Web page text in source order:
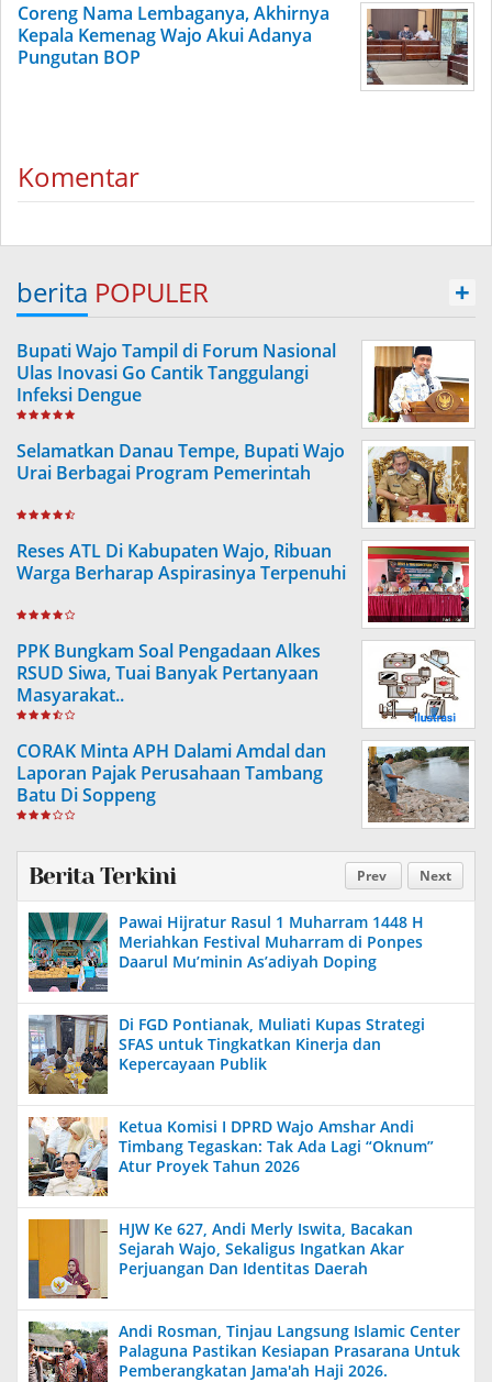
Coreng Nama Lembaganya, Akhirnya
Kepala Kemenag Wajo Akui Adanya
Pungutan BOP
Komentar
berita POPULER +
Bupati Wajo Tampil di Forum Nasional
Ulas Inovasi Go Cantik Tanggulangi
Infeksi Dengue
Selamatkan Danau Tempe, Bupati Wajo
Urai Berbagai Program Pemerintah
Reses ATL Di Kabupaten Wajo, Ribuan
Warga Berharap Aspirasinya Terpenuhi
PPK Bungkam Soal Pengadaan Alkes
RSUD Siwa, Tuai Banyak Pertanyaan
Masyarakat..
CORAK Minta APH Dalami Amdal dan
Laporan Pajak Perusahaan Tambang
Batu Di Soppeng
Prev Next
Berita Terkini
Pawai Hijratur Rasul 1 Muharram 1448 H
Meriahkan Festival Muharram di Ponpes
Daarul Mu’minin As’adiyah Doping
Di FGD Pontianak, Muliati Kupas Strategi
SFAS untuk Tingkatkan Kinerja dan
Kepercayaan Publik
Ketua Komisi I DPRD Wajo Amshar Andi
Timbang Tegaskan: Tak Ada Lagi “Oknum”
Atur Proyek Tahun 2026
HJW Ke 627, Andi Merly Iswita, Bacakan
Sejarah Wajo, Sekaligus Ingatkan Akar
Perjuangan Dan Identitas Daerah
Andi Rosman, Tinjau Langsung Islamic Center
Palaguna Pastikan Kesiapan Prasarana Untuk
Pemberangkatan Jama'ah Haji 2026.